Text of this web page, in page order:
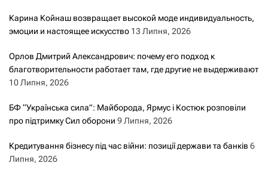
Карина Койнаш возвращает высокой моде индивидуальность,
эмоции и настоящее искусство 13 Липня, 2026
Орлов Дмитрий Александрович: почему его подход к
благотворительности работает там, где другие не выдерживают
10 Липня, 2026
БФ “Українська сила”: Майборода, Ярмус і Костюк розповіли
про підтримку Сил оборони 9 Липня, 2026
Кредитування бізнесу під час війни: позиції держави та банків 6
Липня, 2026